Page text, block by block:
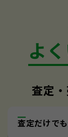
よ
査定
査定だけで